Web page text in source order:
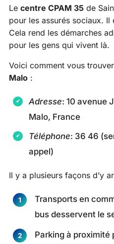
Le centre CPAM 35 de
pour les assurés sociaux.
Cela rend les démarches
pour les gens qui vivent là.
Voici comment vous
Malo :
Adresse: 10 avenue
Malo, France
Téléphone: 36 46
appel)
Il y a plusieurs façons d’y
Transports en
bus desservent le
Parking à proximité